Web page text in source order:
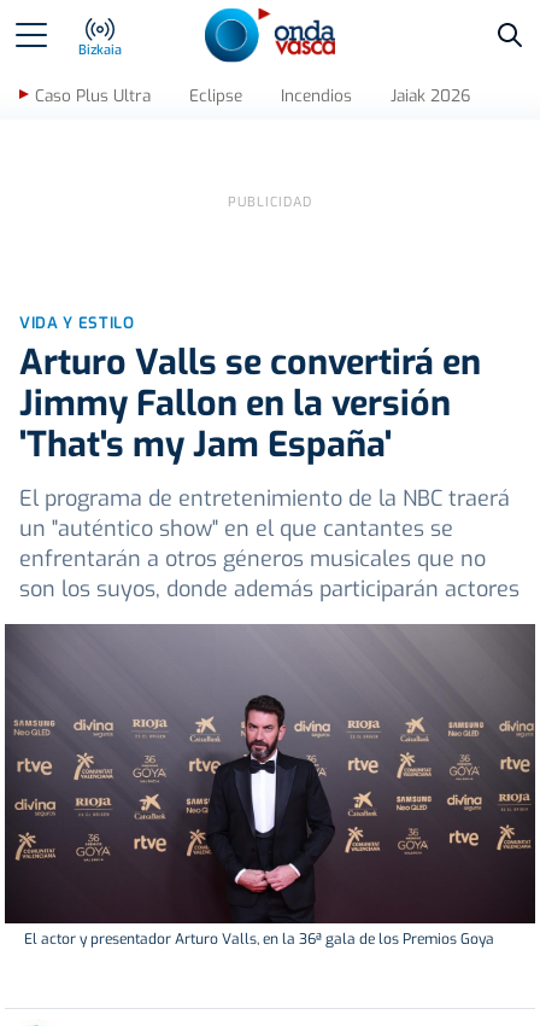
Bizkaia
Caso Plus Ultra Eclipse Incendios Jaiak 2026
VIDA Y ESTILO
Arturo Valls se convertirá en
Jimmy Fallon en la versión
'That's my Jam España'
El programa de entretenimiento de la NBC traerá
un "auténtico show" en el que cantantes se
enfrentarán a otros géneros musicales que no
son los suyos, donde además participarán actores
El actor y presentador Arturo Valls, en la 36ª gala de los Premios Goya